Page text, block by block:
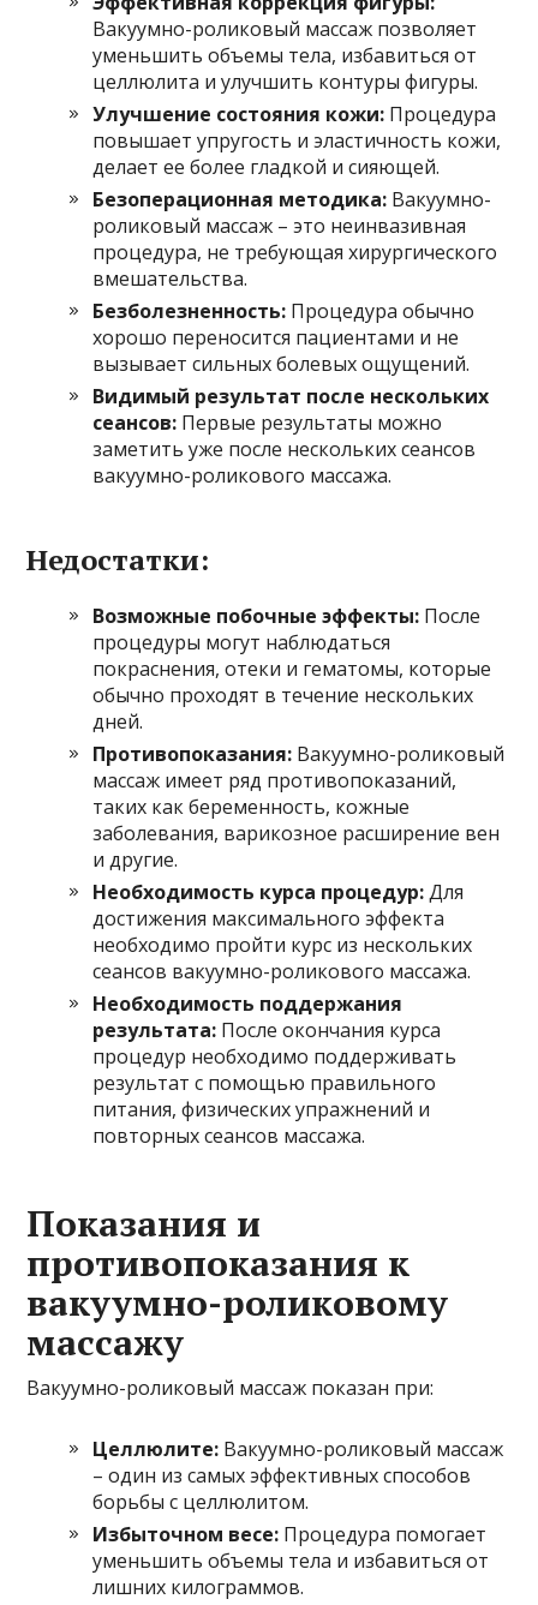
Вакуумно-роликовый массаж позволяет
уменьшить объемы тела, избавиться от
целлюлита и улучшить контуры фигуры.
Улучшение состояния кожи: Процедура
повышает упругость и эластичность кожи,
делает ее более гладкой и сияющей.
Безоперационная методика: Вакуумно-
роликовый массаж – это неинвазивная
процедура, не требующая хирургического
вмешательства.
Безболезненность: Процедура обычно
хорошо переносится пациентами и не
вызывает сильных болевых ощущений.
Видимый результат после нескольких
сеансов: Первые результаты можно
заметить уже после нескольких сеансов
вакуумно-роликового массажа.
Недостатки:
Возможные побочные эффекты: После
процедуры могут наблюдаться
покраснения, отеки и гематомы, которые
обычно проходят в течение нескольких
дней.
Противопоказания: Вакуумно-роликовый
массаж имеет ряд противопоказаний,
таких как беременность, кожные
заболевания, варикозное расширение вен
и другие.
Необходимость курса процедур:Для
достижения максимального эффекта
необходимо пройти курс из нескольких
сеансов вакуумно-роликового массажа.
Необходимость поддержания
результата: После окончания курса
процедур необходимо поддерживать
результат с помощью правильного
питания, физических упражнений и
повторных сеансов массажа.
Показания и
противопоказания к
вакуумно-роликовому
массажу
Вакуумно-роликовый массаж показан при:
Целлюлите: Вакуумно-роликовый массаж
– один из самых эффективных способов
борьбы с целлюлитом.
Избыточном весе: Процедура помогает
уменьшить объемы тела и избавиться от
лишних килограммов.